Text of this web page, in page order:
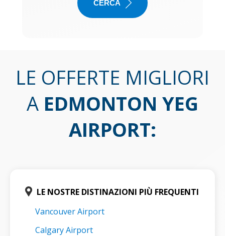
CERCA
LE OFFERTE MIGLIORI
A EDMONTON YEG
AIRPORT:
LE NOSTRE DISTINAZIONI PIÙ FREQUENTI
Vancouver Airport
Calgary Airport